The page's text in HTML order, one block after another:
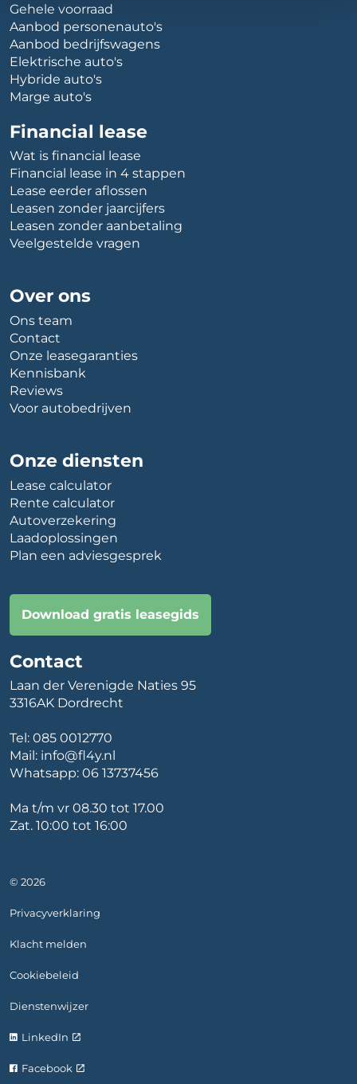
Gehele voorraad
Aanbod personenauto's
Aanbod bedrijfswagens
Elektrische auto's
Hybride auto's
Marge auto's
Financial lease
Wat is financial lease
Financial lease in 4 stappen
Lease eerder aflossen
Leasen zonder jaarcijfers
Leasen zonder aanbetaling
Veelgestelde vragen
Over ons
Ons team
Contact
Onze leasegaranties
Kennisbank
Reviews
Voor autobedrijven
Onze diensten
Lease calculator
Rente calculator
Autoverzekering
Laadoplossingen
Plan een adviesgesprek
Download gratis leasegids
Contact
Laan der Verenigde Naties 95
3316AK Dordrecht
Tel: 085 0012770
Mail: info@fl4y.nl
Whatsapp: 06 13737456
Ma t/m vr 08.30 tot 17.00
Zat. 10:00 tot 16:00
© 2026
Privacyverklaring
Klacht melden
Cookiebeleid
Dienstenwijzer
LinkedIn
Facebook